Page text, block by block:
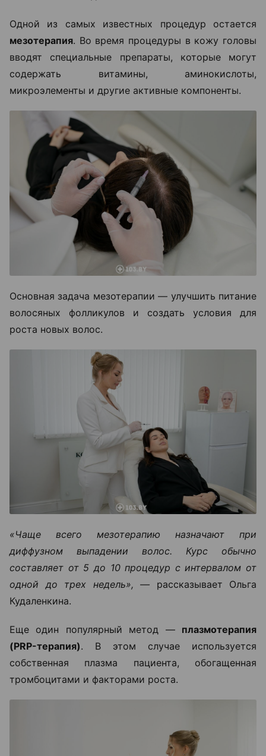
Одной из самых известных процедур остается
мезотерапия. Во время процедуры в кожу головы
вводят специальные препараты, которые могут
содержать витамины, аминокислоты,
микроэлементы и другие активные компоненты.
Основная задача мезотерапии — улучшить питание
волосяных фолликулов и создать условия для
роста новых волос.
«Чаще всего мезотерапию назначают при
диффузном выпадении волос. Курс обычно
составляет от 5 до 10 процедур с интервалом от
одной до трех недель», — рассказывает Ольга
Кудаленкина.
Еще один популярный метод — плазмотерапия
(PRP-терапия). В этом случае используется
собственная плазма пациента, обогащенная
тромбоцитами и факторами роста.